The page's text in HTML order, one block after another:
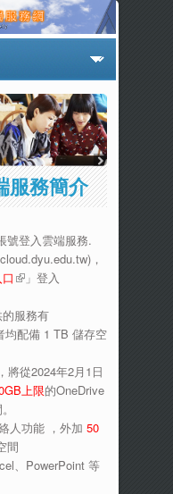
服務簡介
號登入雲端服務.
，
(link is external)
」登入
服務有
均配備 1 TB 儲存空
從2024年2月1日
上限的OneDrive
人功能 ，外加 50
間
、PowerPoint 等